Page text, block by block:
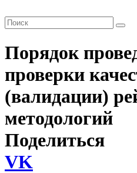
Порядок
проверки
(валидации)
методологий
Поделиться
VK